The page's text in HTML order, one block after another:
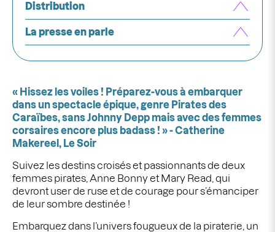
« Hissez les voiles ! Préparez-vous à embarquer
dans un spectacle épique, genre Pirates des
Caraïbes, sans Johnny Depp mais avec des femmes
corsaires encore plus badass ! » - Catherine
Makereel, Le Soir
Suivez les destins croisés et passionnants de deux
femmes pirates, Anne Bonny et Mary Read, qui
devront user de ruse et de courage pour s’émanciper
de leursombre destinée !
Embarquez dans l’univers fougueux de la piraterie, un
Distribution
La presse en parle